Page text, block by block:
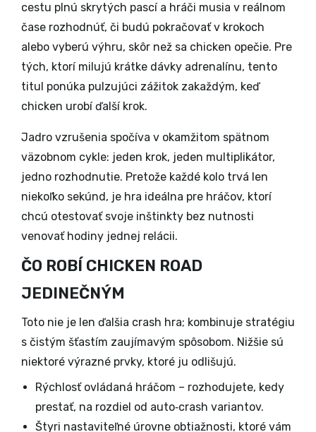
cestu plnú skrytých pascí a hráči musia v reálnom
čase rozhodnúť, či budú pokračovať v krokoch
alebo vyberú výhru, skôr než sa chicken opečie. Pre
tých, ktorí milujú krátke dávky adrenalínu, tento
titul ponúka pulzujúci zážitok zakaždým, keď
chicken urobí ďalší krok.
Jadro vzrušenia spočíva v okamžitom spätnom
väzobnom cykle: jeden krok, jeden multiplikátor,
jedno rozhodnutie. Pretože každé kolo trvá len
niekoľko sekúnd, je hra ideálna pre hráčov, ktorí
chcú otestovať svoje inštinkty bez nutnosti
venovať hodiny jednej relácii.
ČO ROBÍ CHICKEN ROAD
JEDINEČNÝM
Toto nie je len ďalšia crash hra; kombinuje stratégiu
s čistým šťastím zaujímavým spôsobom. Nižšie sú
niektoré výrazné prvky, ktoré ju odlišujú.
Rýchlosť ovládaná hráčom – rozhodujete, kedy
prestať, na rozdiel od auto‑crash variantov.
Štyri nastaviteľné úrovne obtiažnosti, ktoré vám